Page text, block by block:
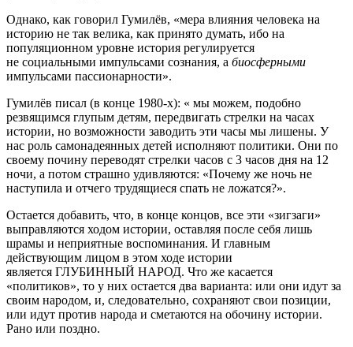
Однако, как говорил Гумилёв, «мера влияния человека на
историю не так велика, как принято думать, ибо на
популяционном уровне история регулируется
не социальными импульсами сознания, а биосферными
импульсами пассионарности».
Гумилёв писал (в конце 1980-х): « мы можем, подобно
резвящимся глупым детям, передвигать стрелки на часах
истории, но возможности заводить эти часы мы лишены. У
нас роль самонадеянных детей исполняют политики. Они по
своему почину переводят стрелки часов с 3 часов дня на 12
ночи, а потом страшно удивляются: «Почему же ночь не
наступила и отчего трудящиеся спать не ложатся?».
Остается добавить, что, в конце концов, все эти «зигзаги»
выправляются ходом истории, оставляя после себя лишь
шрамы и неприятные воспоминания. И главным
действующим лицом в этом ходе истории
является ГЛУБИННЫЙ НАРОД. Что же касается
«политиков», то у них остается два варианта: или они идут за
своим народом, и, следовательно, сохраняют свои позиции,
или идут против народа и сметаются на обочину истории.
Рано или поздно.